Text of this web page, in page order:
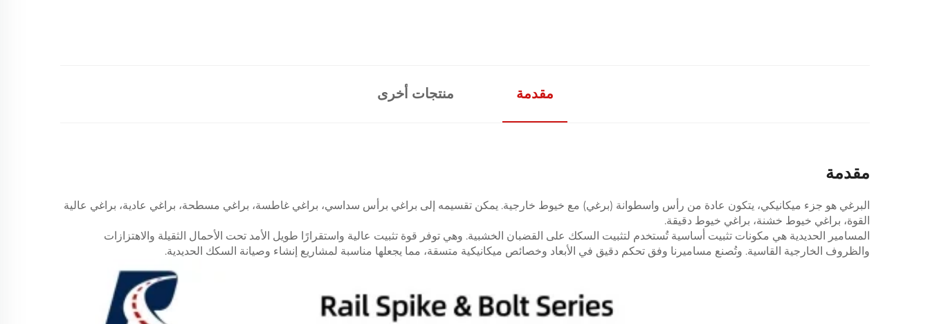
مقدمة منتجات أخرى
مقدمة
البرغي هو جزء ميكانيكي، يتكون عادة من رأس واسطوانة (برغي) مع خيوط خارجية. يمكن تقسيمه إلى براغي برأس سداسي، براغي غاطسة، براغي مسطحة، براغي عادية، براغي عالية
القوة، براغي خيوط خشنة، براغي خيوط دقيقة.
المسامير الحديدية هي مكونات تثبيت أساسية تُستخدم لتثبيت السكك على القضبان الخشبية. وهي توفر قوة تثبيت عالية واستقرارًا طويل الأمد تحت الأحمال الثقيلة والاهتزازات
والظروف الخارجية القاسية. وتُصنع مساميرنا وفق تحكم دقيق في الأبعاد وخصائص ميكانيكية متسقة، مما يجعلها مناسبة لمشاريع إنشاء وصيانة السكك الحديدية.